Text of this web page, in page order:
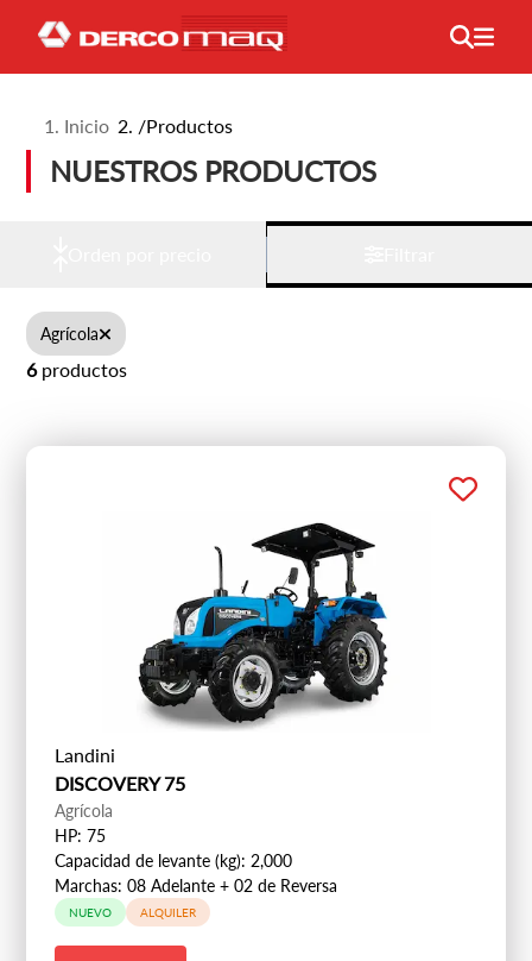
Inicio /Productos
NUESTROS PRODUCTOS
Agrícola
6productos
Landini
DISCOVERY 75
Agrícola
HP: 75
Capacidad de levante (kg): 2,000
Marchas: 08 Adelante + 02 de Reversa
NUEVO ALQUILER